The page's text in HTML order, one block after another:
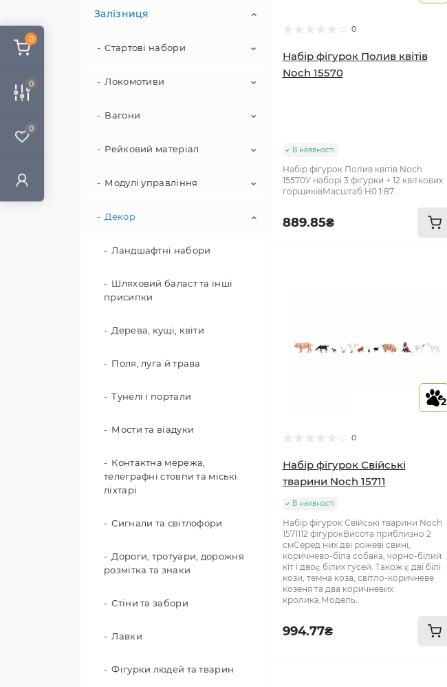
0
0
0
Залізниця
Стартові набори
Аналогові набори
Цифрові набори
Локомотиви
Паровози
Електровози
Тепловози (дизелі)
Спеціалізований
Вагони
Пасажирські вагони
Товарні вагони
Спецвагони
Рейковий матеріал
Колійний матеріал
Рейкові набори
Поворотні механізми та
Рейкові аксесуари
Модулі управління
Командні станції та
Декор
Ландшафтні набори
Шляховий баласт та інші
присипки
Дерева, кущі, квіти
Поля, луга й трава
Тунелі і портали
Мости та віадуки
Контактна мережа,
телеграфні стовпи та міські
ліхтарі
Сигнали та світлофори
Дороги, тротуари, дорожня
розмітка та знаки
Стіни та забори
Лавки
Фігурки людей та тварин
0
Набір фігурок Полив квітів
Noch 15570
В наявності
Набір фігурок Полив квітів Noch
15570У наборі 3 фігурки + 12 квіткових
горщиківМасштаб Н0 1:87..
889.85₴
2
0
Набір фігурок Свійські
тварини Noch 15711
В наявності
Набір фігурок Свійські тварини Noch
1571112 фігурокВисота приблизно 2
смСеред них дві рожеві свині,
коричнево-біла собака, чорно-білий
кіт і двоє білих гусей. Також є дві білі
кози, темна коза, світло-коричневе
козеня та два коричневих
кролика.Модель..
994.77₴